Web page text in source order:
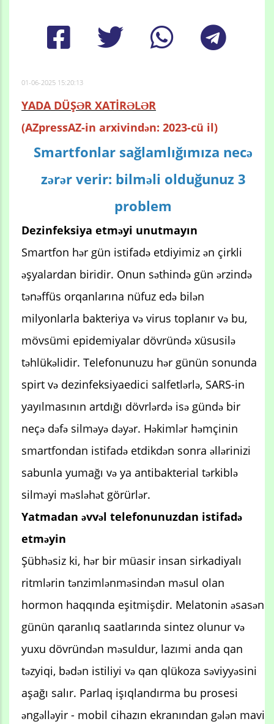
01-06-2025 15:20:13
YADA DÜŞƏR XATİRƏLƏR
(AZpressAZ-in arxivindən: 2023-cü il)
Smartfonlar sağlamlığımıza necə
zərər verir: bilməli olduğunuz 3
problem
Dezinfeksiya etməyi unutmayın
Smartfon hər gün istifadə etdiyimiz ən çirkli
əşyalardan biridir. Onun səthində gün ərzində
tənəffüs orqanlarına nüfuz edə bilən
milyonlarla bakteriya və virus toplanır və bu,
mövsümi epidemiyalar dövründə xüsusilə
təhlükəlidir. Telefonunuzu hər günün sonunda
spirt və dezinfeksiyaedici salfetlərlə, SARS-in
yayılmasının artdığı dövrlərdə isə gündə bir
neçə dəfə silməyə dəyər. Həkimlər həmçinin
smartfondan istifadə etdikdən sonra əllərinizi
sabunla yumağı və ya antibakterial tərkiblə
silməyi məsləhət görürlər.
Yatmadan əvvəl telefonunuzdan istifadə
etməyin
Şübhəsiz ki, hər bir müasir insan sirkadiyalı
ritmlərin tənzimlənməsindən məsul olan
hormon haqqında eşitmişdir. Melatonin əsasən
günün qaranlıq saatlarında sintez olunur və
yuxu dövründən məsuldur, lazımi anda qan
təzyiqi, bədən istiliyi və qan qlükoza səviyyəsini
aşağı salır. Parlaq işıqlandırma bu prosesi
əngəlləyir - mobil cihazın ekranından gələn mavi